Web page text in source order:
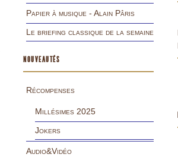
Papier à musique - Alain Pâris
Le briefing classique de la semaine
NOUVEAUTÉS
Récompenses
Millésimes 2025
Jokers
Audio&Vidéo